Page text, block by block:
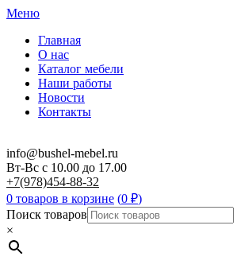
Меню
Главная
О нас
Каталог мебели
Наши работы
Новости
Контакты
info@bushel-mebel.ru
Вт-Вс c 10.00 до 17.00
+7(978)454-88-32
0 товаров в корзине (0 ₽)
Поиск товаров
×